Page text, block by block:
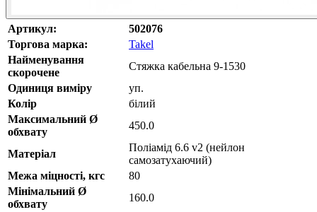
Артикул:
502076
Торгова марка:
Takel
Найменування
скорочене
Стяжка кабельна 9-1530
Одиниця виміру
уп.
Колір
білий
Максимальний Ø
обхвату
450.0
Матеріал
Поліамід 6.6 v2 (нейлон
самозатухаючий)
Межа міцності, кгс
80
Мінімальний Ø
обхвату
160.0